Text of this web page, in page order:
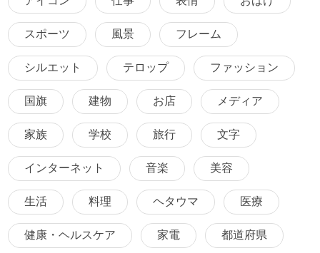
スポーツ 風景 フレーム
シルエット テロップ ファッション
国旗 建物 お店 メディア
家族 学校 旅行 文字
インターネット 音楽 美容
生活 料理 ヘタウマ 医療
健康・ヘルスケア 家電 都道府県